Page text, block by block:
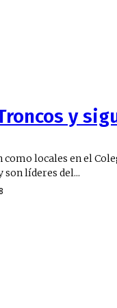
y
como locales en el
líderes del...